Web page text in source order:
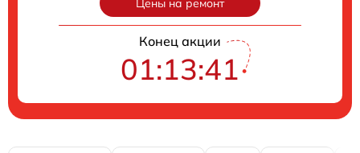
Цены на ремонт
Конец акции
01:13:41